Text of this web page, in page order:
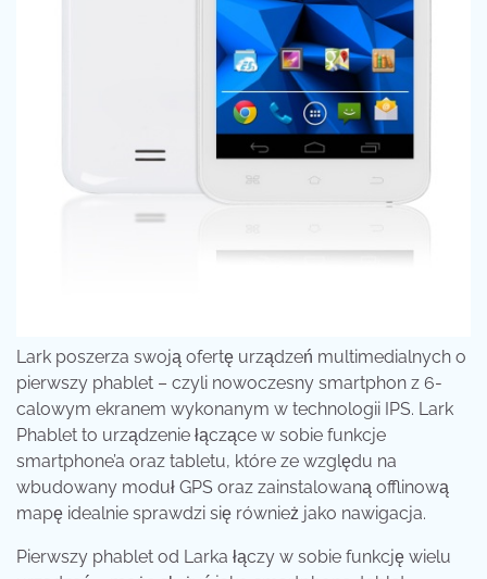
Lark poszerza swoją ofertę urządzeń multimedialnych o
pierwszy phablet – czyli nowoczesny smartphon z 6-
calowym ekranem wykonanym w technologii IPS. Lark
Phablet to urządzenie łączące w sobie funkcje
smartphone’a oraz tabletu, które ze względu na
wbudowany moduł GPS oraz zainstalowaną offlinową
mapę idealnie sprawdzi się również jako nawigacja.
Pierwszy phablet od Larka łączy w sobie funkcję wielu